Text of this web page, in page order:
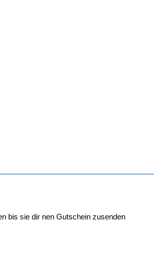
bis sie dir nen Gutschein zusenden